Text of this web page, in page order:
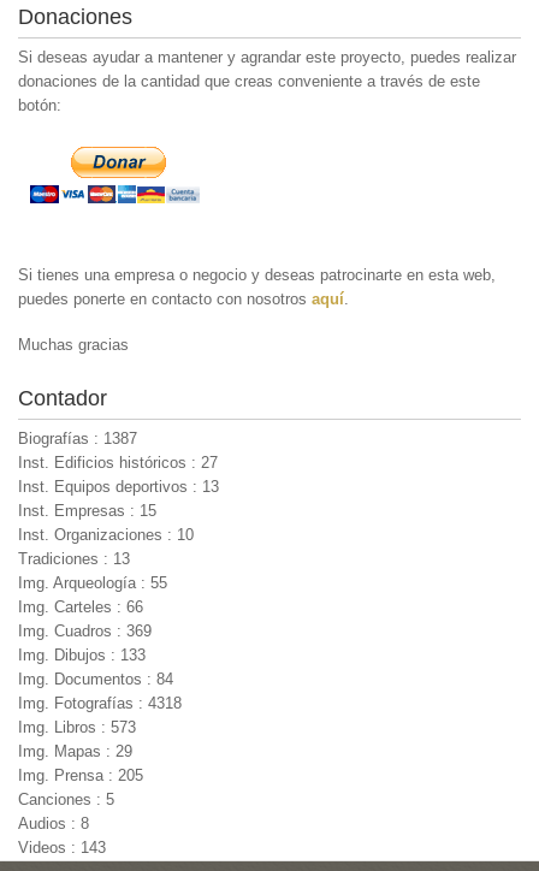
Donaciones
Si deseas ayudar a mantener y agrandar este proyecto, puedes realizar
donaciones de la cantidad que creas conveniente a través de este
botón:
Si tienes una empresa o negocio y deseas patrocinarte en esta web,
puedes ponerte en contacto con nosotros aquí
Muchas gracias
Contador
Biografías : 1387
Inst. Edificios históricos : 27
Inst. Equipos deportivos : 13
Inst. Empresas : 15
Inst. Organizaciones : 10
Tradiciones : 13
Img. Arqueología : 55
Img. Carteles : 66
Img. Cuadros : 369
Img. Dibujos : 133
Img. Documentos : 84
Img. Fotografías : 4318
Img. Libros : 573
Img. Mapas : 29
Img. Prensa : 205
Canciones : 5
Audios : 8
Videos : 143